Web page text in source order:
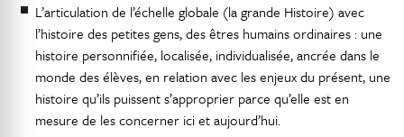
L’articulation de l’échelle globale (la grande Histoire) avec
l’histoire des petites gens, des êtres humains ordinaires : une
histoire personnifiée, localisée, individualisée, ancrée dans le
monde des élèves, en relation avec les enjeux du présent, une
histoire qu’ils puissent s’approprier parce qu’elle est en
mesure de les concerner ici et aujourd’hui.